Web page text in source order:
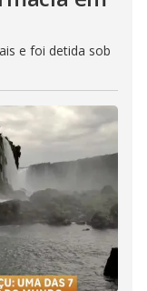
e foi detida sob